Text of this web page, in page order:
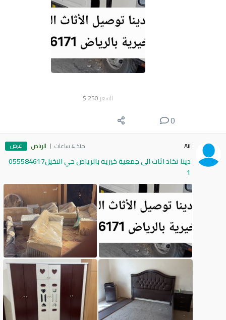
السعر 250
$
0
Ail منذ 4 ساعات الرياض عرض
دينا تخاذ اثاث الى جمعية خيرية بالرياض حي النخيل055584617
1